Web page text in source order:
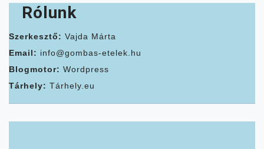
Rólunk
Szerkesztő: Vajda Márta
Email: info@gombas-etelek.hu
Blogmotor: Wordpress
Tárhely: Tárhely.eu